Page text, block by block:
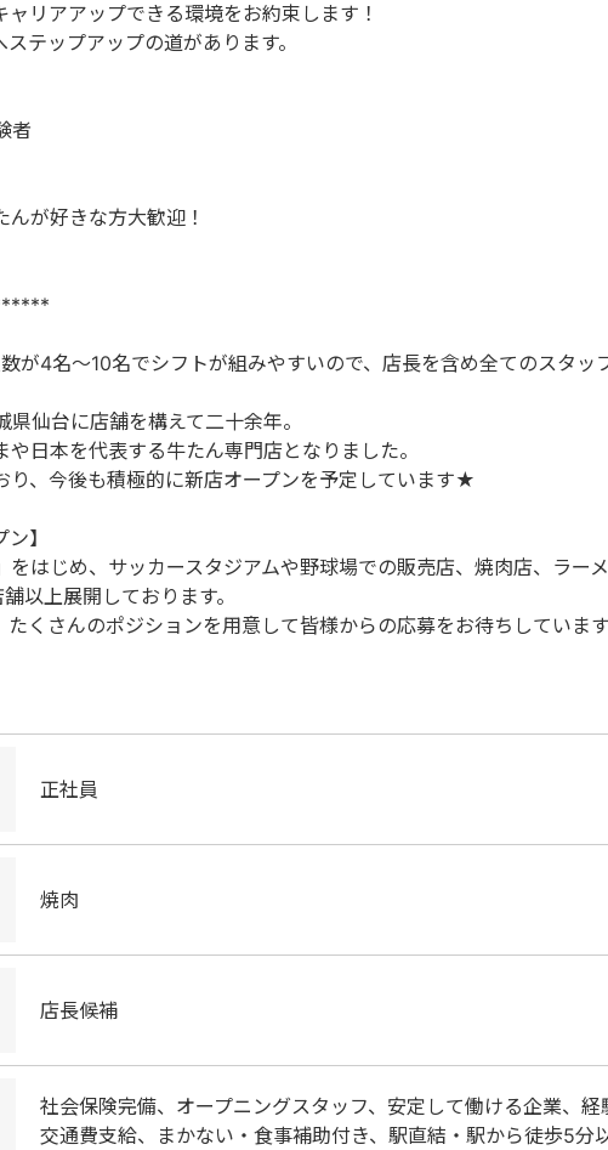
リアアップできる環境をお約束します！
テップアップの道があります。
者
が好きな方大歓迎！
が4名～10名でシフトが組みやすいので、店長を含め全てのスタッ
仙台に店舗を構えて二十余年。
日本を代表する牛たん専門店となりました。
り、今後も積極的に新店オープンを予定しています★
】
はじめ、サッカースタジアムや野球場での販売店、焼肉店、ラーメ
以上展開しております。
くさんのポジションを用意して皆様からの応募をお待ちしています
正社員
焼肉
店長候補
社会保険完備、オープニングスタッフ、安定して働ける企業、経
交通費支給、まかない・食事補助付き、駅直結・駅から徒歩5分